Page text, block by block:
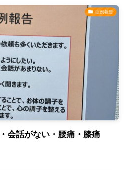
症例報告
会話がない・腰痛・膝痛